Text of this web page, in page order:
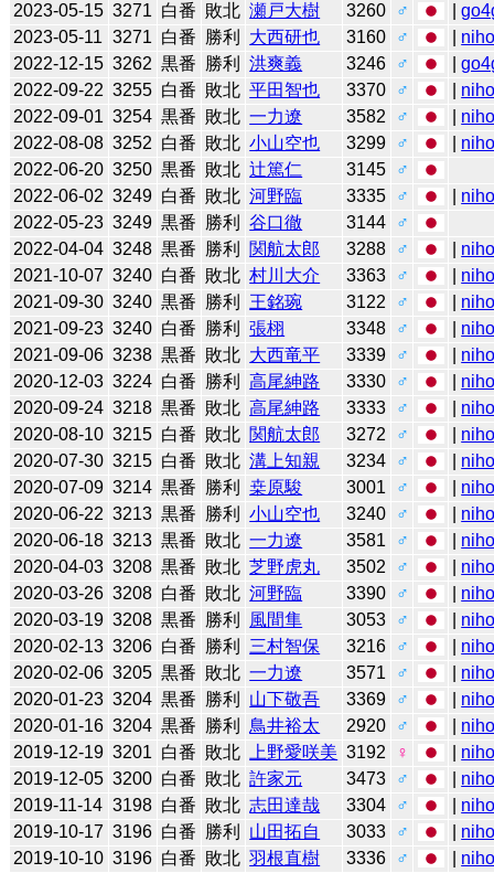
2023-05-15 3271 白番 敗北 瀬戸大樹 3260 ♂ |
2023-05-11 3271 白番 勝利 大西研也 3160 ♂
2022-12-15 3262 黒番 勝利 洪爽義 3246 ♂ |
2022-09-22 3255 白番 敗北 平田智也 3370 ♂
2022-09-01 3254 黒番 敗北 一力遼 3582 ♂
2022-08-08 3252 白番 敗北 小山空也 3299 ♂
2022-06-20 3250 黒番 敗北 辻󠄀篤仁 3145
♂
2022-06-02 3249 白番 敗北 河野臨 3335 ♂
2022-05-23 3249 黒番 勝利 谷口徹 3144
♂
2022-04-04 3248 黒番 勝利 関航太郎 3288 ♂
2021-10-07 3240 白番 敗北 村川大介 3363 ♂
2021-09-30 3240 黒番 勝利 王銘琬 3122 ♂
2021-09-23 3240 白番 勝利 張栩 3348 ♂
2021-09-06 3238 黒番 敗北 大西竜平 3339 ♂
2020-12-03 3224 白番 勝利 高尾紳路 3330 ♂
2020-09-24 3218 黒番 敗北 高尾紳路 3333 ♂
2020-08-10 3215 白番 敗北 関航太郎 3272 ♂
2020-07-30 3215 白番 敗北 溝上知親 3234 ♂
2020-07-09 3214 黒番 勝利 桒原駿 3001 ♂
2020-06-22 3213 黒番 勝利 小山空也 3240 ♂
2020-06-18 3213 黒番 敗北 一力遼 3581 ♂
2020-04-03 3208 黒番 敗北 芝野虎丸 3502 ♂
2020-03-26 3208 白番 敗北 河野臨 3390 ♂
2020-03-19 3208 黒番 勝利 風間隼 3053 ♂
2020-02-13 3206 白番 勝利 三村智保 3216 ♂
2020-02-06 3205 黒番 敗北 一力遼 3571 ♂
2020-01-23 3204 黒番 勝利 山下敬吾 3369 ♂
2020-01-16 3204 黒番 勝利 鳥井裕太 2920 ♂
2019-12-19 3201 白番 敗北 上野愛咲美 3192 ♀
2019-12-05 3200 白番 敗北 許家元 3473 ♂
2019-11-14 3198 白番 敗北 志田達哉 3304 ♂
2019-10-17 3196 白番 勝利 山田拓自 3033 ♂
2019-10-10 3196 白番 敗北 羽根直樹 3336 ♂